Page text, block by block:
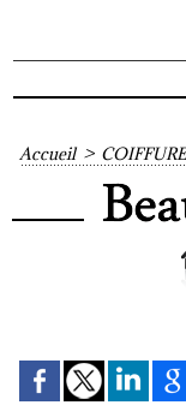
Accueil >